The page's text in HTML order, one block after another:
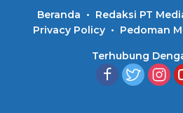
Beranda
Redaksi PT
Privacy Policy
Pedoman
Terhubung